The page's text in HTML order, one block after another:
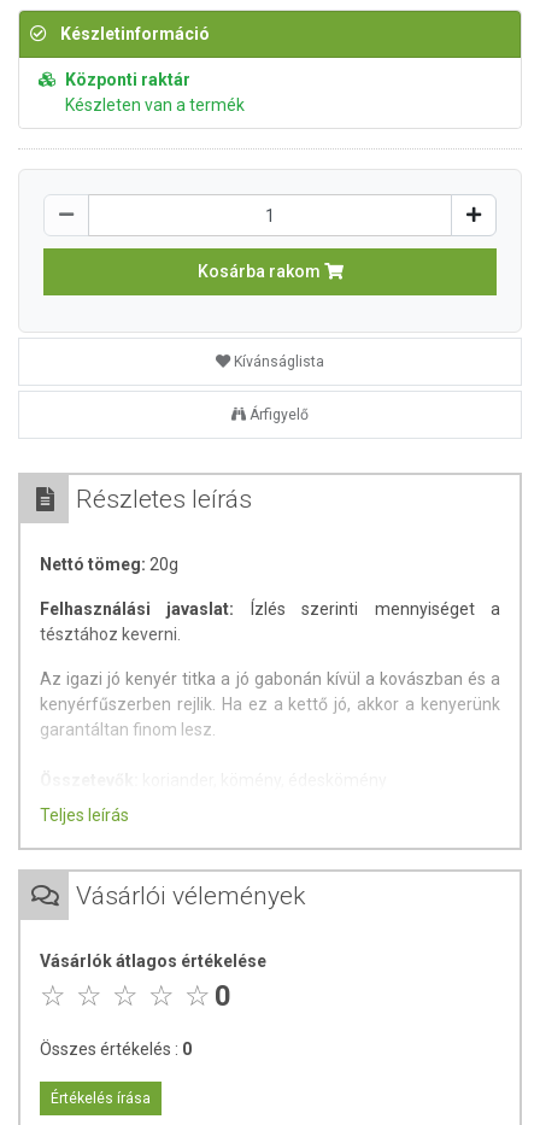
Készletinformáció
Központi raktár
Készleten van a termék
Kosárba rakom
Kívánságlista
Árfigyelő
Részletes leírás
Nettó tömeg: 20g
Felhasználási javaslat:
Ízlés szerinti mennyiséget a
tésztához keverni.
Az igazi jó kenyér titka a jó gabonán kívül a kovászban és a
kenyérfűszerben rejlik. Ha ez a kettő jó, akkor a kenyerünk
garantáltan finom lesz.
Tartósítószert és adalékanyagot nem tartalmaz.
Akoriandermaglágyan fűszeres, édes, diós, enyhén csípős,
karakteres ízű. Kicsit emlékeztet a narancshéjra és a
szegfűszegre. A levele igen népszerű Ázsiában, Afrikában
és Latin-Amerikában, míg Európában – érdekes módon –
vagy szeretik, vagy irtóznak tőle az emberek. A levél és a
mag íze teljesen különböző, a levél friss, fűszeres és enyhén
citromos aromájú.
Aköménymagkarakteres, fűszeres ízű. Enyhén kesernyés
százalék illóolajat tartalmazhat, melyben a fő alkotórész a
Teljes leírás
Vásárlói vélemények
Vásárlók átlagos értékelése
0
Összes értékelés : 0
Értékelés írása